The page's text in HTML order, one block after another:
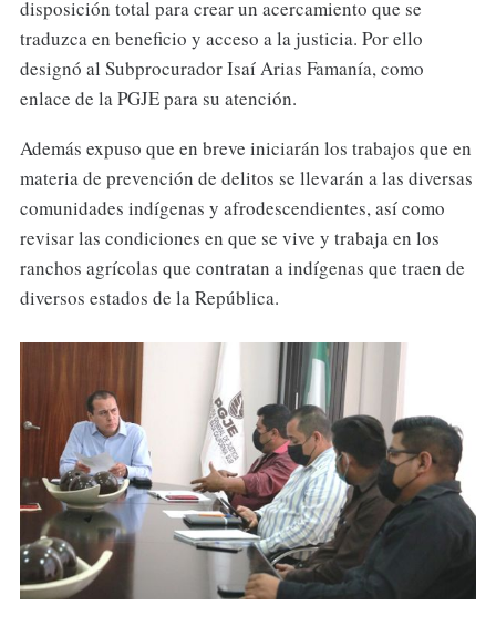
disposición total para crear un acercamiento que se
traduzca en beneficio y acceso a la justicia. Por ello
designó al Subprocurador Isaí Arias Famanía, como
enlace de la PGJE para su atención.
Además expuso que en breve iniciarán los trabajos que en
materia de prevención de delitos se llevarán a las diversas
comunidades indígenas y afrodescendientes, así como
revisar las condiciones en que se vive y trabaja en los
ranchos agrícolas que contratan a indígenas que traen de
diversos estados de la República.